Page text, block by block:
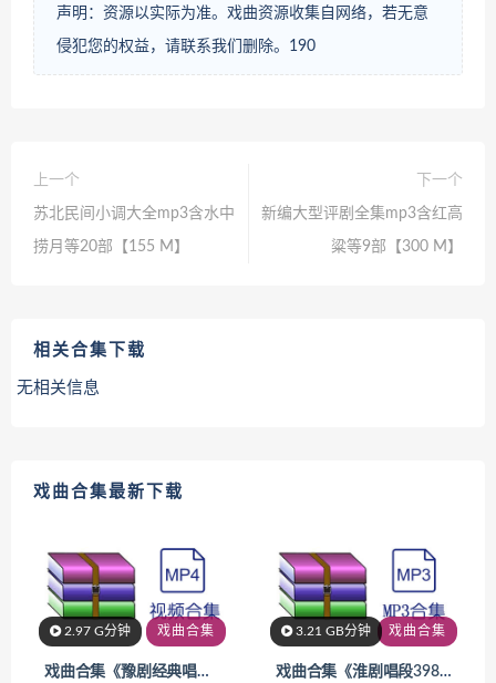
声明：资源以实际为准。戏曲资源收集自网络，若无意
侵犯您的权益，请联系我们删除。 190
上一个
苏北民间小调大全mp3含水中
捞月等20部【155 M】
下一个
新编大型评剧全集mp3含红高
粱等9部【300 M】
相关合集下载
无相关信息
戏曲合集最新下载
2.97 G分钟 戏曲合集
戏曲合集《豫剧经典唱段大全12部【2.97 G】 》
3.21 GB分钟 戏曲合集
戏曲合集《淮剧唱段398部MP3【3.21 GB】 》